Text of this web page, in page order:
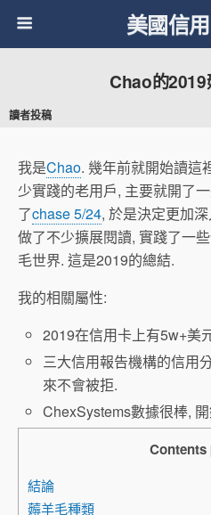
美國信
Chao的
讀者投稿
我是Chao. 幾年前就開始讀這
少實踐的老用戶, 主要就開了
了chase 5/24, 於是決定更加
做了不少擴展閱讀, 實踐了一
毛世界. 這是2019的總結.
我的相關屬性:
2019在信用卡上有5w+美
三大信用報告機構的信用
來不會被拒.
ChexSystems數據很棒,
Contents
結論
薅羊毛種類